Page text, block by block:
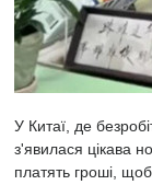
У Китаї, де
з'явилася цікава
платять гроші,